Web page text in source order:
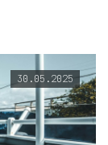
30.05.2025